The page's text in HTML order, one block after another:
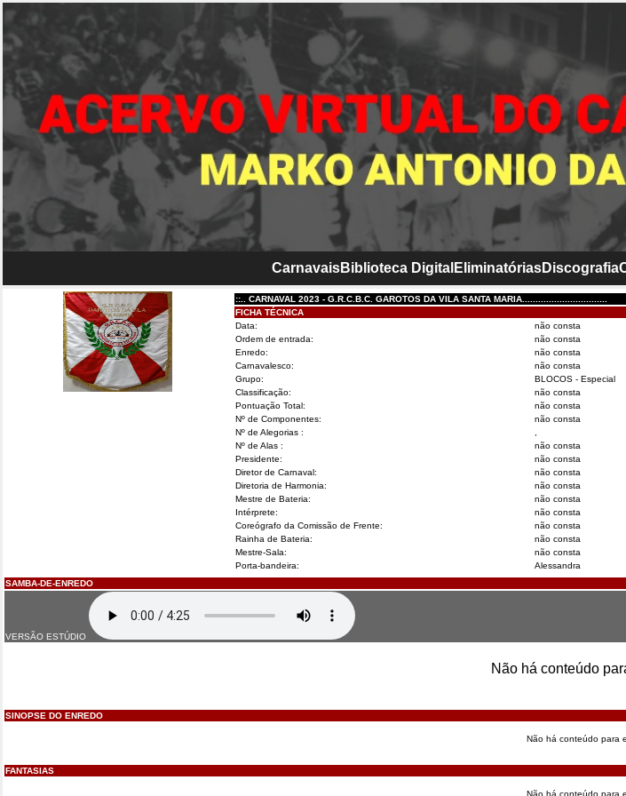
CarnavaisBiblioteca Digital EliminatóriasDiscografia
::.. CARNAVAL 2023 - G.R.C.B.C. GAROTOS DA VILA SANTA MARIA................................
FICHA TÉCNICA
Data:
não consta
Ordem de entrada:
não consta
Enredo:
não consta
Carnavalesco:
não consta
Grupo:
BLOCOS - Especial
Classificação:
não consta
Pontuação Total:
não consta
Nº de Componentes:
não consta
Nº de Alegorias :
Nº de Alas :
não consta
Presidente:
não consta
Diretor de Carnaval:
não consta
Diretoria de Harmonia:
não consta
Mestre de Bateria:
não consta
Intérprete:
não consta
Coreógrafo da Comissão de Frente:
não consta
Rainha de Bateria:
não consta
Mestre-Sala:
não consta
Porta-bandeira:
Alessandra
SAMBA-DE-ENREDO
VERSÃO ESTÚDIO
Não há conteúdo
SINOPSE DO ENREDO
Não há conteúdo para
FANTASIAS
Não há conteúdo para